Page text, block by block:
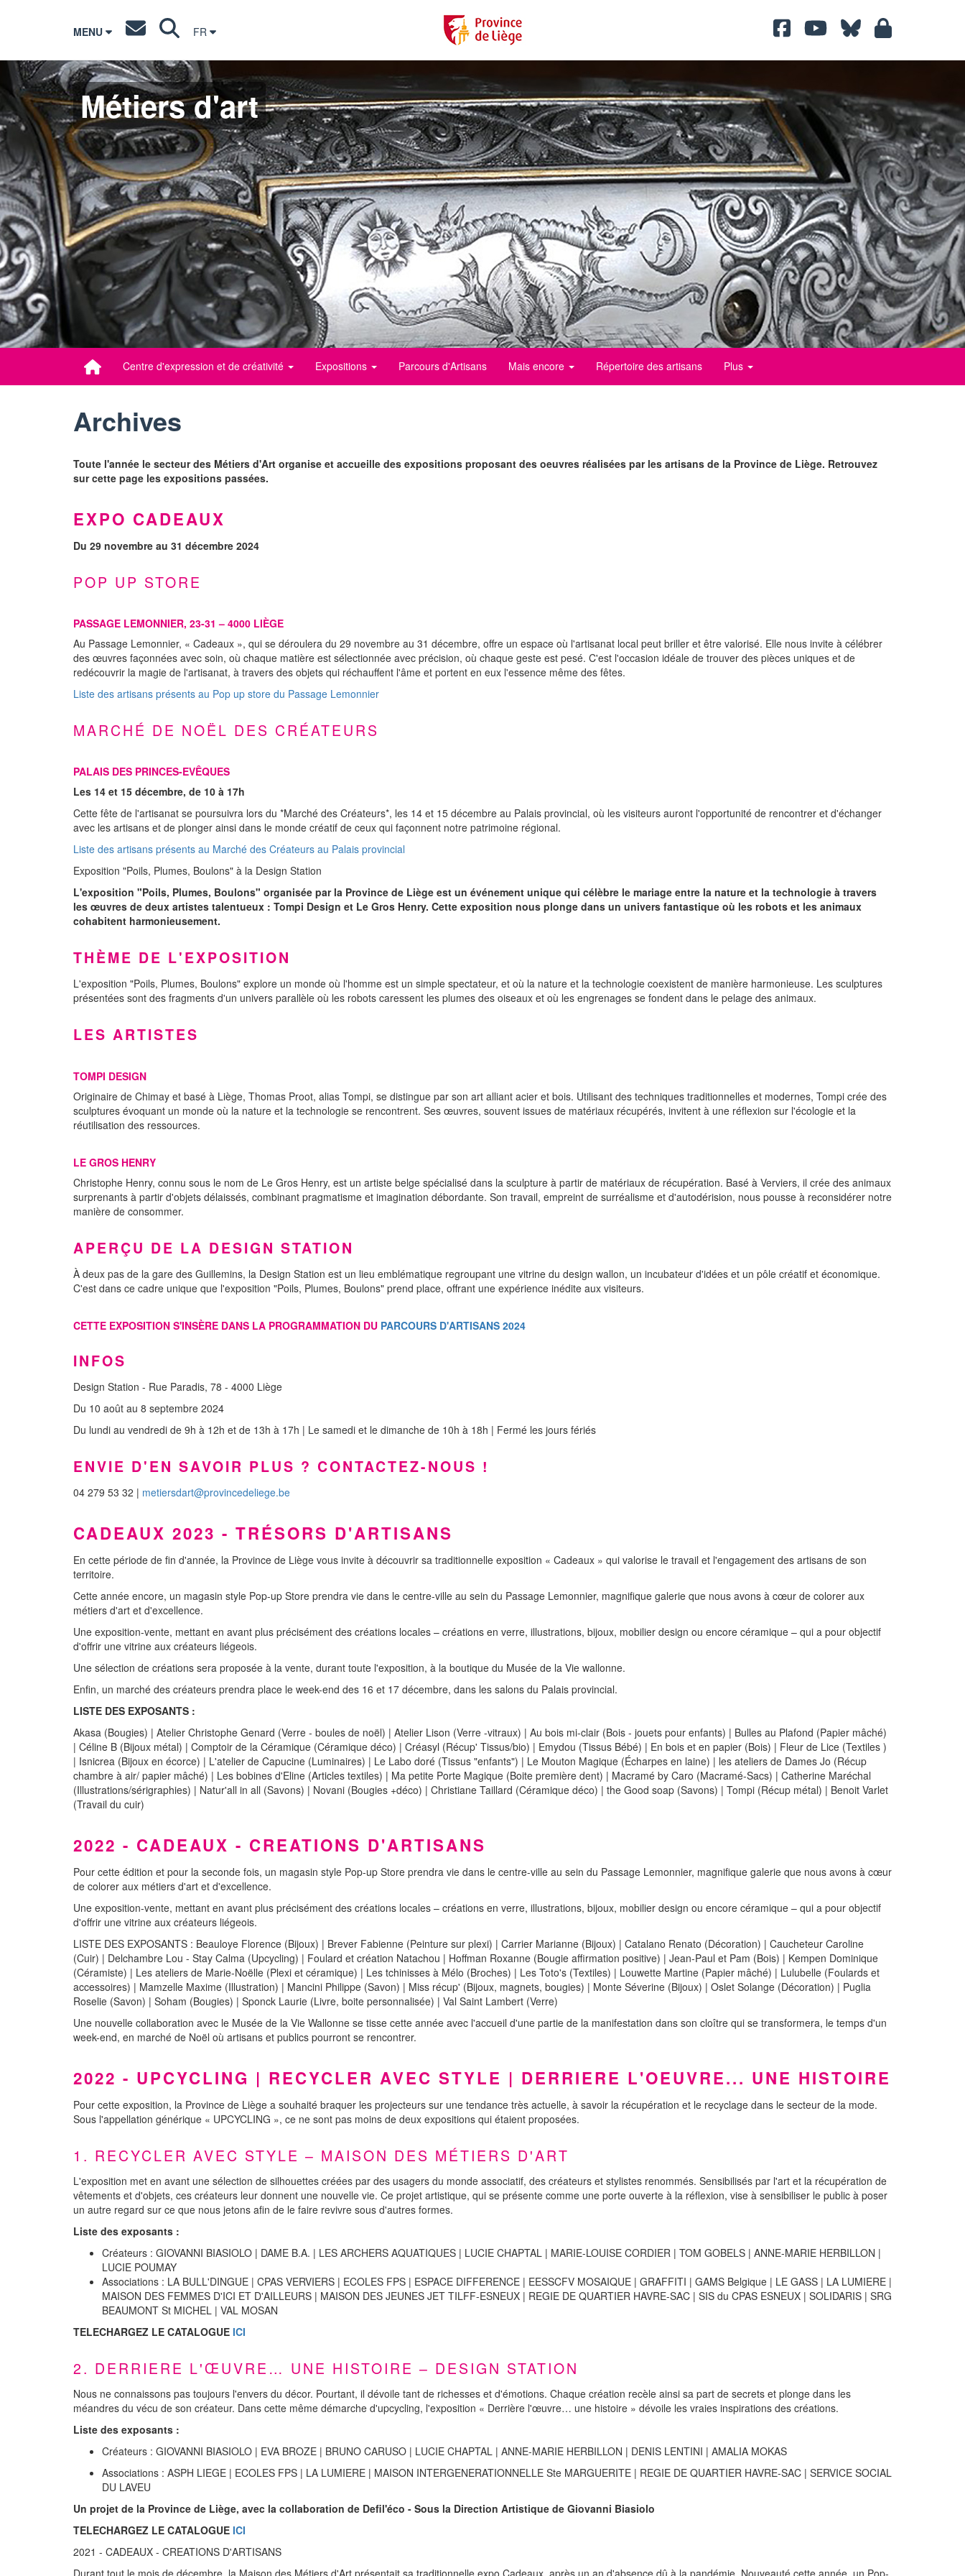
MENU FR
Métiers d'art
Centre d'expression et de créativité Expositions Parcours d'Artisans Mais encore Répertoire des artisans Plus
Archives
Toute l'année le secteur des Métiers d'Art organise et accueille des expositions proposant des oeuvres réalisées par les artisans de la Province de Liège. Retrouvez
sur cette page les expositions passées.
EXPO CADEAUX
Du 29 novembre au 31 décembre 2024
POP UP STORE
PASSAGE LEMONNIER, 23-31 – 4000 LIÈGE
Au Passage Lemonnier, « Cadeaux », qui se déroulera du 29 novembre au 31 décembre, offre un espace où l'artisanat local peut briller et être valorisé. Elle nous invite à célébrer
des œuvres façonnées avec soin, où chaque matière est sélectionnée avec précision, où chaque geste est pesé. C'est l'occasion idéale de trouver des pièces uniques et de
redécouvrir la magie de l'artisanat, à travers des objets qui réchauffent l'âme et portent en eux l'essence même des fêtes.
Liste des artisans présents au Pop up store du Passage Lemonnier
MARCHÉ DE NOËL DES CRÉATEURS
PALAIS DES PRINCES-EVÊQUES
Les 14 et 15 décembre, de 10 à 17h
Cette fête de l'artisanat se poursuivra lors du *Marché des Créateurs*, les 14 et 15 décembre au Palais provincial, où les visiteurs auront l'opportunité de rencontrer et d'échanger
avec les artisans et de plonger ainsi dans le monde créatif de ceux qui façonnent notre patrimoine régional.
Liste des artisans présents au Marché des Créateurs au Palais provincial
Exposition "Poils, Plumes, Boulons" à la Design Station
L'exposition "Poils, Plumes, Boulons" organisée par la Province de Liège est un événement unique qui célèbre le mariage entre la nature et la technologie à travers
les œuvres de deux artistes talentueux : Tompi Design et Le Gros Henry. Cette exposition nous plonge dans un univers fantastique où les robots et les animaux
cohabitent harmonieusement.
THÈME DE L'EXPOSITION
L'exposition "Poils, Plumes, Boulons" explore un monde où l'homme est un simple spectateur, et où la nature et la technologie coexistent de manière harmonieuse. Les sculptures
présentées sont des fragments d'un univers parallèle où les robots caressent les plumes des oiseaux et où les engrenages se fondent dans le pelage des animaux.
LES ARTISTES
TOMPI DESIGN
Originaire de Chimay et basé à Liège, Thomas Proot, alias Tompi, se distingue par son art alliant acier et bois. Utilisant des techniques traditionnelles et modernes, Tompi crée des
sculptures évoquant un monde où la nature et la technologie se rencontrent. Ses œuvres, souvent issues de matériaux récupérés, invitent à une réflexion sur l'écologie et la
réutilisation des ressources.
LE GROS HENRY
Christophe Henry, connu sous le nom de Le Gros Henry, est un artiste belge spécialisé dans la sculpture à partir de matériaux de récupération. Basé à Verviers, il crée des animaux
surprenants à partir d'objets délaissés, combinant pragmatisme et imagination débordante. Son travail, empreint de surréalisme et d'autodérision, nous pousse à reconsidérer notre
manière de consommer.
APERÇU DE LA DESIGN STATION
À deux pas de la gare des Guillemins, la Design Station est un lieu emblématique regroupant une vitrine du design wallon, un incubateur d'idées et un pôle créatif et économique.
C'est dans ce cadre unique que l'exposition "Poils, Plumes, Boulons" prend place, offrant une expérience inédite aux visiteurs.
CETTE EXPOSITION S'INSÈRE DANS LA PROGRAMMATION DU PARCOURS D'ARTISANS 2024
INFOS
Design Station - Rue Paradis, 78 - 4000 Liège
Du 10 août au 8 septembre 2024
Du lundi au vendredi de 9h à 12h et de 13h à 17h | Le samedi et le dimanche de 10h à 18h | Fermé les jours fériés
ENVIE D'EN SAVOIR PLUS ? CONTACTEZ-NOUS !
04 279 53 32 | metiersdart@provincedeliege.be
CADEAUX 2023 - TRÉSORS D'ARTISANS
En cette période de fin d'année, la Province de Liège vous invite à découvrir sa traditionnelle exposition « Cadeaux » qui valorise le travail et l'engagement des artisans de son
territoire.
Cette année encore, un magasin style Pop-up Store prendra vie dans le centre-ville au sein du Passage Lemonnier, magnifique galerie que nous avons à cœur de colorer aux
métiers d'art et d'excellence.
Une exposition-vente, mettant en avant plus précisément des créations locales – créations en verre, illustrations, bijoux, mobilier design ou encore céramique – qui a pour objectif
d'offrir une vitrine aux créateurs liégeois.
Une sélection de créations sera proposée à la vente, durant toute l'exposition, à la boutique du Musée de la Vie wallonne.
Enfin, un marché des créateurs prendra place le week-end des 16 et 17 décembre, dans les salons du Palais provincial.
LISTE DES EXPOSANTS :
Akasa (Bougies) | Atelier Christophe Genard (Verre - boules de noël) | Atelier Lison (Verre -vitraux) | Au bois mi-clair (Bois - jouets pour enfants) | Bulles au Plafond (Papier mâché)
| Céline B (Bijoux métal) | Comptoir de la Céramique (Céramique déco) | Créasyl (Récup' Tissus/bio) | Emydou (Tissus Bébé) | En bois et en papier (Bois) | Fleur de Lice (Textiles )
| Isnicrea (Bijoux en écorce) | L'atelier de Capucine (Luminaires) | Le Labo doré (Tissus "enfants") | Le Mouton Magique (Écharpes en laine) | les ateliers de Dames Jo (Récup
chambre à air/ papier mâché) | Les bobines d'Eline (Articles textiles) | Ma petite Porte Magique (Boite première dent) | Macramé by Caro (Macramé-Sacs) | Catherine Maréchal
(Illustrations/sérigraphies) | Natur'all in all (Savons) | Novani (Bougies +déco) | Christiane Taillard (Céramique déco) | the Good soap (Savons) | Tompi (Récup métal) | Benoit Varlet
(Travail du cuir)
2022 - CADEAUX - CREATIONS D'ARTISANS
Pour cette édition et pour la seconde fois, un magasin style Pop-up Store prendra vie dans le centre-ville au sein du Passage Lemonnier, magnifique galerie que nous avons à cœur
de colorer aux métiers d'art et d'excellence.
Une exposition-vente, mettant en avant plus précisément des créations locales – créations en verre, illustrations, bijoux, mobilier design ou encore céramique – qui a pour objectif
d'offrir une vitrine aux créateurs liégeois.
LISTE DES EXPOSANTS : Beauloye Florence (Bijoux) | Brever Fabienne (Peinture sur plexi) | Carrier Marianne (Bijoux) | Catalano Renato (Décoration) | Caucheteur Caroline
(Cuir) | Delchambre Lou - Stay Calma (Upcycling) | Foulard et création Natachou | Hoffman Roxanne (Bougie affirmation positive) | Jean-Paul et Pam (Bois) | Kempen Dominique
(Céramiste) | Les ateliers de Marie-Noëlle (Plexi et céramique) | Les tchinisses à Mélo (Broches) | Les Toto's (Textiles) | Louwette Martine (Papier mâché) | Lulubelle (Foulards et
accessoires) | Mamzelle Maxime (Illustration) | Mancini Philippe (Savon) | Miss récup' (Bijoux, magnets, bougies) | Monte Séverine (Bijoux) | Oslet Solange (Décoration) | Puglia
Roselie (Savon) | Soham (Bougies) | Sponck Laurie (Livre, boite personnalisée) | Val Saint Lambert (Verre)
Une nouvelle collaboration avec le Musée de la Vie Wallonne se tisse cette année avec l'accueil d'une partie de la manifestation dans son cloître qui se transformera, le temps d'un
week-end, en marché de Noël où artisans et publics pourront se rencontrer.
2022 - UPCYCLING | RECYCLER AVEC STYLE | DERRIERE L'OEUVRE... UNE HISTOIRE
Pour cette exposition, la Province de Liège a souhaité braquer les projecteurs sur une tendance très actuelle, à savoir la récupération et le recyclage dans le secteur de la mode.
Sous l'appellation générique « UPCYCLING », ce ne sont pas moins de deux expositions qui étaient proposées.
1. RECYCLER AVEC STYLE – MAISON DES MÉTIERS D'ART
L'exposition met en avant une sélection de silhouettes créées par des usagers du monde associatif, des créateurs et stylistes renommés. Sensibilisés par l'art et la récupération de
vêtements et d'objets, ces créateurs leur donnent une nouvelle vie. Ce projet artistique, qui se présente comme une porte ouverte à la réflexion, vise à sensibiliser le public à poser
un autre regard sur ce que nous jetons afin de le faire revivre sous d'autres formes.
Liste des exposants :
Créateurs : GIOVANNI BIASIOLO | DAME B.A. | LES ARCHERS AQUATIQUES | LUCIE CHAPTAL | MARIE-LOUISE CORDIER | TOM GOBELS | ANNE-MARIE HERBILLON |
LUCIE POUMAY
Associations : LA BULL'DINGUE | CPAS VERVIERS | ECOLES FPS | ESPACE DIFFERENCE | EESSCFV MOSAIQUE | GRAFFITI | GAMS Belgique | LE GASS | LA LUMIERE |
MAISON DES FEMMES D'ICI ET D'AILLEURS | MAISON DES JEUNES JET TILFF-ESNEUX | REGIE DE QUARTIER HAVRE-SAC | SIS du CPAS ESNEUX | SOLIDARIS | SRG
BEAUMONT St MICHEL | VAL MOSAN
TELECHARGEZ LE CATALOGUE ICI
2. DERRIERE L'ŒUVRE… UNE HISTOIRE – DESIGN STATION
Nous ne connaissons pas toujours l'envers du décor. Pourtant, il dévoile tant de richesses et d'émotions. Chaque création recèle ainsi sa part de secrets et plonge dans les
méandres du vécu de son créateur. Dans cette même démarche d'upcycling, l'exposition « Derrière l'œuvre… une histoire » dévoile les vraies inspirations des créations.
Liste des exposants :
Créateurs : GIOVANNI BIASIOLO | EVA BROZE | BRUNO CARUSO | LUCIE CHAPTAL | ANNE-MARIE HERBILLON | DENIS LENTINI | AMALIA MOKAS
Associations : ASPH LIEGE | ECOLES FPS | LA LUMIERE | MAISON INTERGENERATIONNELLE Ste MARGUERITE | REGIE DE QUARTIER HAVRE-SAC | SERVICE SOCIAL
DU LAVEU
Un projet de la Province de Liège, avec la collaboration de Defil'éco - Sous la Direction Artistique de Giovanni Biasiolo
TELECHARGEZ LE CATALOGUE ICI
2021 - CADEAUX - CREATIONS D'ARTISANS
Durant tout le mois de décembre, la Maison des Métiers d'Art présentait sa traditionnelle expo Cadeaux, après un an d'absence dû à la pandémie. Nouveauté cette année, un Pop-